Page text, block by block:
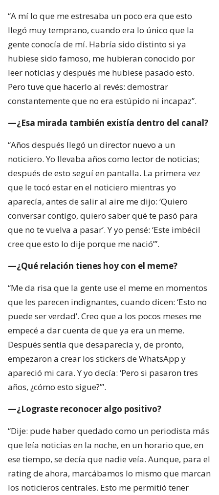
“A mí lo que me estresaba un poco era que esto
llegó muy temprano, cuando era lo único que la
gente conocía de mí. Habría sido distinto si ya
hubiese sido famoso, me hubieran conocido por
leer noticias y después me hubiese pasado esto.
Pero tuve que hacerlo al revés: demostrar
constantemente que no era estúpido ni incapaz”.
—¿Esa mirada también existía dentro del canal?
“Años después llegó un director nuevo a un
noticiero. Yo llevaba años como lector de noticias;
después de esto seguí en pantalla. La primera vez
que le tocó estar en el noticiero mientras yo
aparecía, antes de salir al aire me dijo: ‘Quiero
conversar contigo, quiero saber qué te pasó para
que no te vuelva a pasar’. Y yo pensé: ‘Este imbécil
cree que esto lo dije porque me nació’”.
—¿Qué relación tienes hoy con el meme?
“Me da risa que la gente use el meme en momentos
que les parecen indignantes, cuando dicen: ‘Esto no
puede ser verdad’. Creo que a los pocos meses me
empecé a dar cuenta de que ya era un meme.
Después sentía que desaparecía y, de pronto,
empezaron a crear los stickers de WhatsApp y
apareció mi cara. Y yo decía: ‘Pero si pasaron tres
años, ¿cómo esto sigue?’”.
—¿Lograste reconocer algo positivo?
“Dije: pude haber quedado como un periodista más
que leía noticias en la noche, en un horario que, en
ese tiempo, se decía que nadie veía. Aunque, para el
rating de ahora, marcábamos lo mismo que marcan
los noticieros centrales. Esto me permitió tener